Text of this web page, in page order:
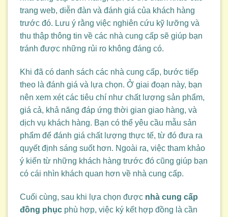
trang web, diễn đàn và đánh giá của khách hàng
trước đó. Lưu ý rằng việc nghiên cứu kỹ lưỡng và
thu thập thông tin về các nhà cung cấp sẽ giúp bạn
tránh được những rủi ro không đáng có.
Khi đã có danh sách các nhà cung cấp, bước tiếp
theo là đánh giá và lựa chọn. Ở giai đoạn này, bạn
nên xem xét các tiêu chí như chất lượng sản phẩm,
giá cả, khả năng đáp ứng thời gian giao hàng, và
dịch vụ khách hàng. Bạn có thể yêu cầu mẫu sản
phẩm để đánh giá chất lượng thực tế, từ đó đưa ra
quyết định sáng suốt hơn. Ngoài ra, việc tham khảo
ý kiến từ những khách hàng trước đó cũng giúp bạn
có cái nhìn khách quan hơn về nhà cung cấp.
Cuối cùng, sau khi lựa chọn được nhà cung cấp
đồng phục phù hợp, việc ký kết hợp đồng là cần